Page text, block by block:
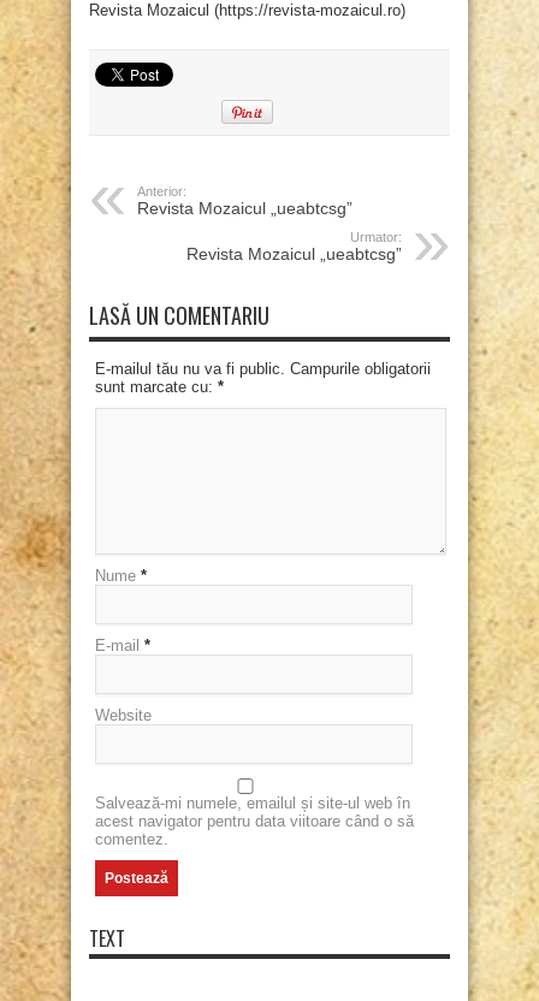
Revista Mozaicul (https://revista-mozaicul.ro)
Anterior:
Revista Mozaicul „ueabtcsg”
Urmator:
Revista Mozaicul „ueabtcsg”
LASĂ UN COMENTARIU
E-mailul tău nu va fi public. Campurile obligatorii
sunt marcate cu: *
Nume *
E-mail *
Website
Salvează-mi numele, emailul și site-ul web în
acest navigator pentru data viitoare când o să
comentez.
TEXT